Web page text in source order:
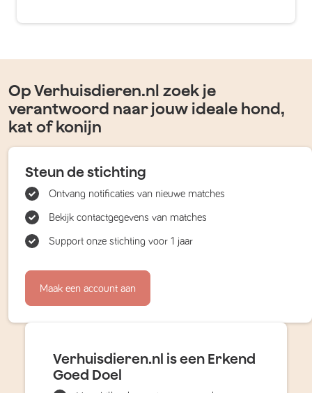
Op Verhuisdieren.nl zoek je
verantwoord naar jouw ideale hond,
kat of konijn
Steun de stichting
Ontvang notificaties van nieuwe matches
Bekijk contactgegevens van matches
Support onze stichting voor 1 jaar
Maak een account aan
Verhuisdieren.nl is een Erkend
Goed Doel